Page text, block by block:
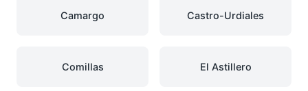
Camargo Castro-Urdiales
Comillas El Astillero